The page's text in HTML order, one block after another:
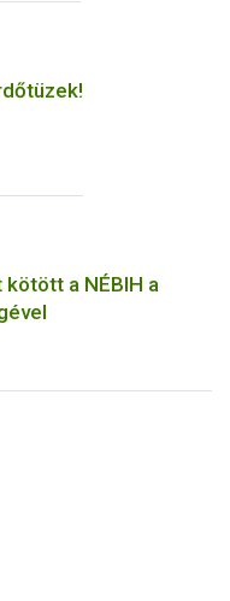
a NÉBIH a